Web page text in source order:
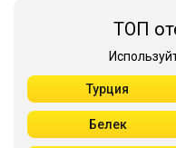
ТОП
Турция
Белек